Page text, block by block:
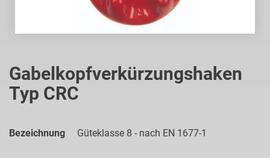
Gabelkopfverkürzungshaken
Typ CRC
Bezeichnung Güteklasse 8 - nach EN 1677-1
Anfang
der
Bildgalerie
springen